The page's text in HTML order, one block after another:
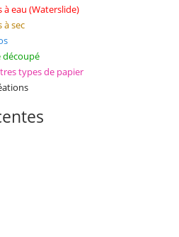
à eau (Waterslide)
à sec
découpé
types de papier